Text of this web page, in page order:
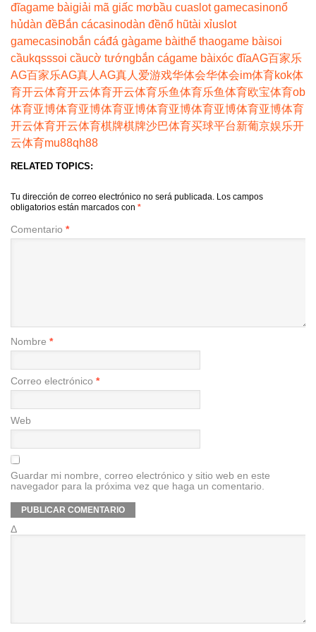
đĩagame bàigiải mã giấc mơbầu cuaslot gamecasinonổ
hủdàn đềBắn cácasinodàn đềnổ hũtài xỉuslot
gamecasinobắn cáđá gàgame bàithể thaogame bàisoi
cầukqsssoi cầucờ tướngbắn cágame bàixóc đĩaAG百家乐
AG百家乐AG真人 AG真人 爱游戏华体会华体会im体育kok体
育开云体育开云体育开云体育乐鱼体育乐鱼体育欧宝体育ob
体育亚博体育亚博体育亚博体育亚博体育亚博体育亚博体育
开云体育开云体育棋牌棋牌沙巴体育买球平台新葡京娱乐开
云体育mu88qh88
RELATED TOPICS:
Tu dirección de correo electrónico no será publicada. Los campos
obligatorios están marcados con *
Comentario *
Nombre *
Correo electrónico *
Web
Guardar mi nombre, correo electrónico y sitio web en este
navegador para la próxima vez que haga un comentario.
Δ